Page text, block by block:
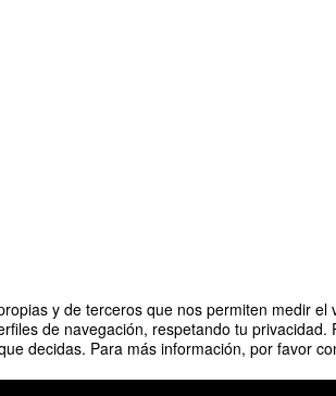
y de terceros que nos permiten medir
de navegación, respetando tu
decidas. Para más información, por favor